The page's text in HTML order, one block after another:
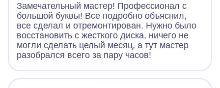
Замечательный мастер! Профессионал с
большой буквы! Все подробно объяснил,
все сделал и отремонтирован. Нужно было
восстановить с жесткого диска, ничего не
могли сделать целый месяц, а тут мастер
разобрался всего за пару часов!